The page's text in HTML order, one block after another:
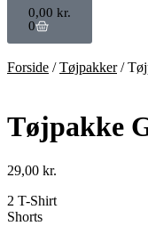
0,00 kr.
0
Forside /Tøjpakker/
Tøjpakke
29,00 kr.
2 T-Shirt
Shorts